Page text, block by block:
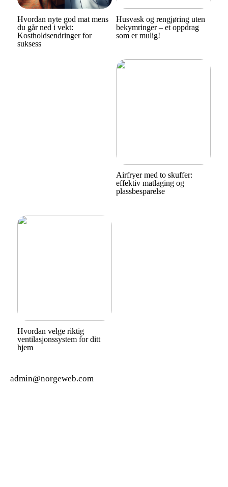
Hvordan nyte god mat mens
du går ned i vekt:
Kostholdsendringer for
suksess
Husvask og rengjøring uten
bekymringer – et oppdrag
som er mulig!
Airfryer med to skuffer:
effektiv matlaging og
plassbesparelse
Hvordan velge riktig
ventilasjonssystem for ditt
hjem
admin@norgeweb.com